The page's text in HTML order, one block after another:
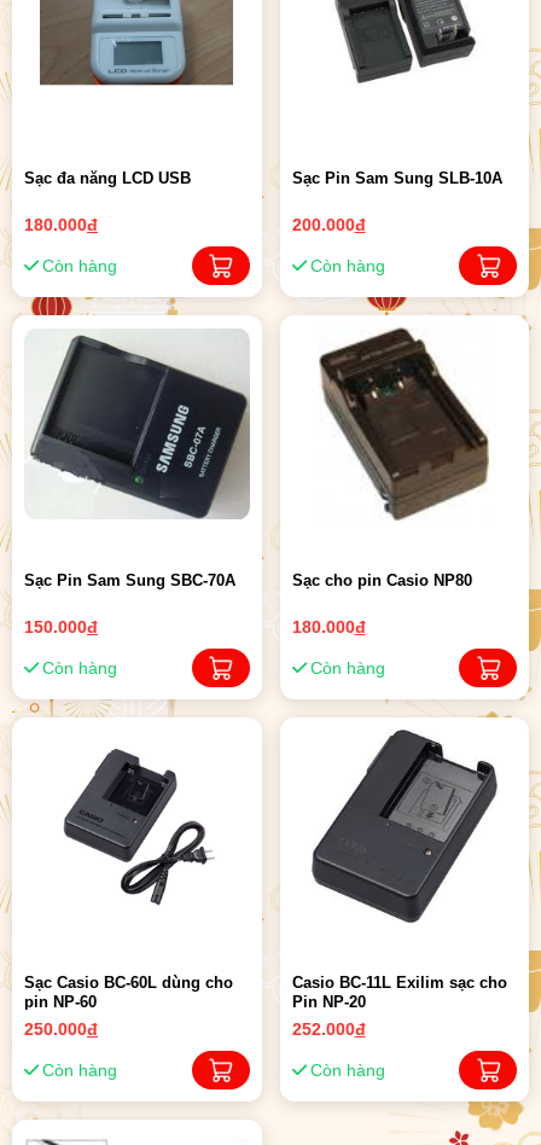
Sạc đa năng LCD USB
180.000đ
Còn hàng
Sạc Pin Sam Sung SLB-10A
200.000đ
Còn hàng
Sạc Pin Sam Sung SBC-70A
150.000đ
Còn hàng
Sạc cho pin Casio NP80
180.000đ
Còn hàng
Sạc Casio BC-60L dùng cho
pin NP-60
250.000đ
Còn hàng
Casio BC-11L Exilim sạc cho
Pin NP-20
252.000đ
Còn hàng